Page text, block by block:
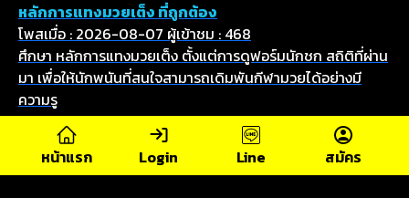
หลักการแทงมวยเต็ง ที่ถูกต้อง
โพสเมื่อ : 2026-08-07 ผู้เข้าชม : 468
ศึกษา หลักการแทงมวยเต็ง ตั้งแต่การดูฟอร์มนักชก สถิติที่ผ่าน
มา เพื่อให้นักพนันที่สนใจสามารถเดิมพันกีฬามวยได้อย่างมี
ความรู
แทงมวยมวยเต็ง มวยพักยก
หน้าแรก Login Line สมัคร